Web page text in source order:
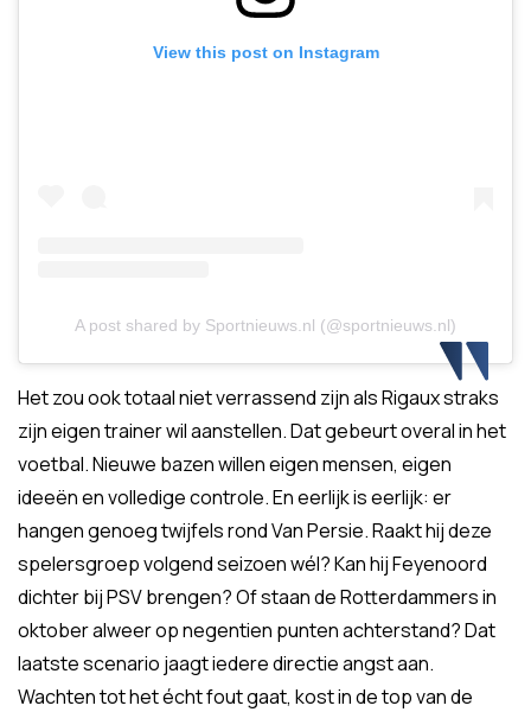
View this post on Instagram
A post shared by Sportnieuws.nl (@sportnieuws.nl)
Het zou ook totaal niet verrassend zijn als Rigaux straks
zijn eigen trainer wil aanstellen. Dat gebeurt overal in het
voetbal. Nieuwe bazen willen eigen mensen, eigen
ideeën en volledige controle. En eerlijk is eerlijk: er
hangen genoeg twijfels rond Van Persie. Raakt hij deze
spelersgroep volgend seizoen wél? Kan hij Feyenoord
dichter bij PSV brengen? Of staan de Rotterdammers in
oktober alweer op negentien punten achterstand? Dat
laatste scenario jaagt iedere directie angst aan.
Wachten tot het écht fout gaat, kost in de top van de